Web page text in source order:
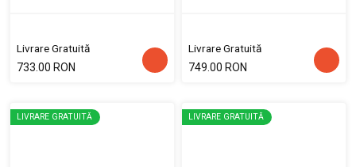
Livrare Gratuită
733.00 RON
Livrare Gratuită
749.00 RON
LIVRARE GRATUITĂ LIVRARE GRATUITĂ